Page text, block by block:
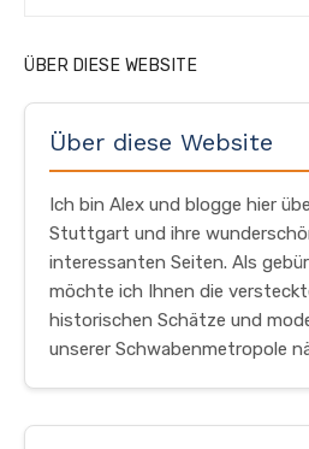
ÜBER DIESE WEBSITE
Über diese Website
Ich bin Alex und blogge hier
Stuttgart und ihre
interessanten Seiten. Als
möchte ich Ihnen die
historischen Schätze und
unserer Schwabenmetropole